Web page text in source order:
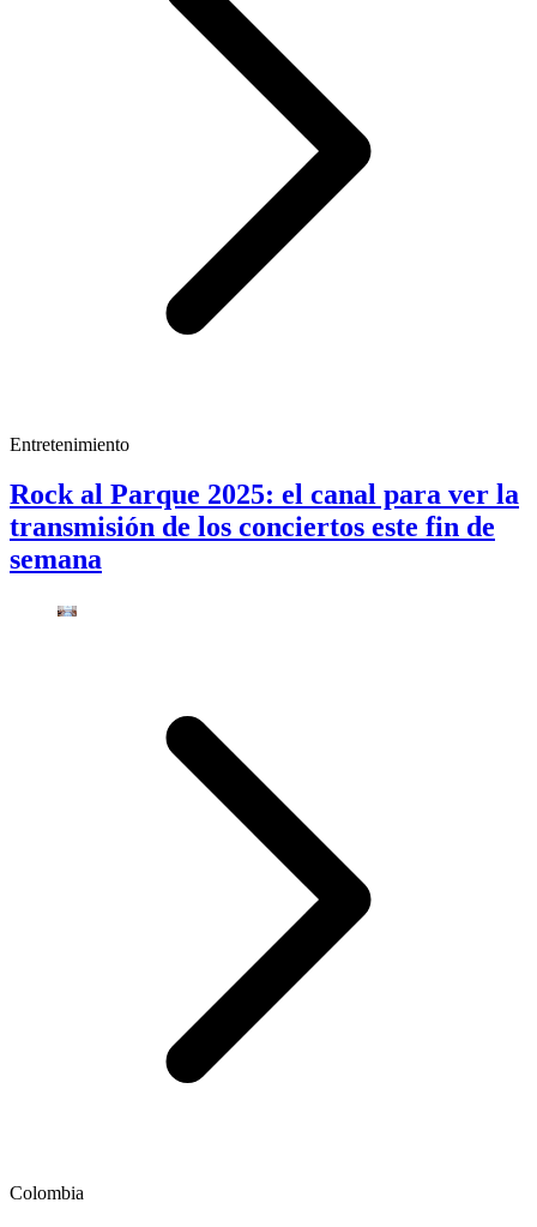
Entretenimiento
Rock al Parque 2025: el canal para ver la
transmisión de los conciertos este fin de
semana
Colombia